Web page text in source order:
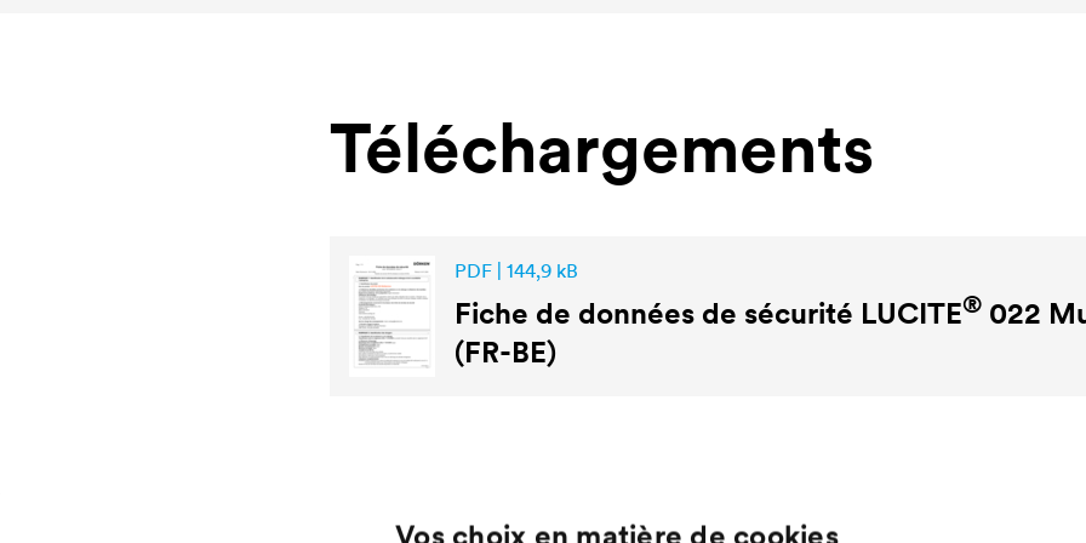
Vos choix en matière de cookies
Téléchargements
PDF | 144,9 kB
Fiche de données de sécurité LUCITE® 022
(FR-BE)